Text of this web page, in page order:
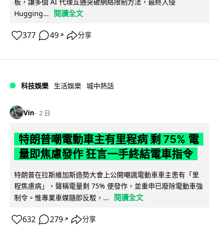
Hugging...
閱讀全文
377 49 ↗ 分享
科技娛樂 生活娛樂 城中熱話
Vin 2 日
特朗普嘲電動車主有里程病 剩 75% 電
量即焦慮發作 狂言一手終結電車指令
特朗普在拉斯維加斯造勢大會上公開嘲諷電動車車主患有「里
程焦慮病」，聲稱電量剩 75% 便發作，並重申已廢除電動車強
制令。惟專業車媒隨即反駁，...
閱讀全文
632 279 ↗ 分享